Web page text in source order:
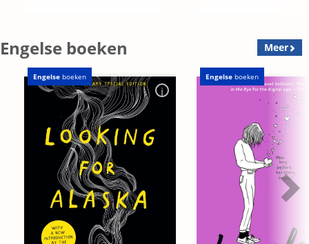
Engelse boeken Meer
Engelse boeken Engelse boeken